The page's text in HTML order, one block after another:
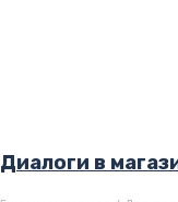
Диалоги в